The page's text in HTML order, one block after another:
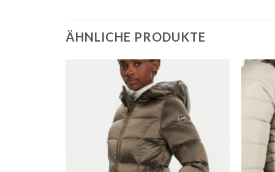
ÄHNLICHE PRODUKTE